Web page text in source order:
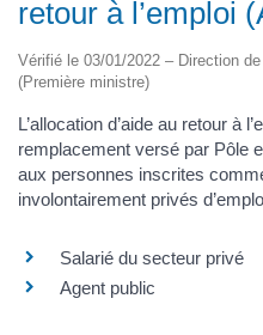
retour à l’emploi
Vérifié le 03/01/2022 – Direction
(Première ministre)
L’allocation d’aide au retour à
remplacement versé par Pôle
aux personnes inscrites
involontairement privés
Salarié du secteur privé
Agent public